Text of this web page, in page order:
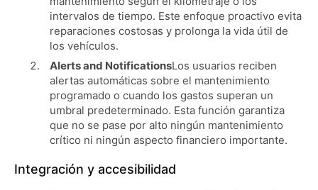
intervalos de tiempo. Este enfoque proactivo evita
reparaciones costosas y prolonga la vida útil de
los vehículos.
Alerts and NotificationsLos usuarios reciben
alertas automáticas sobre el mantenimiento
programado o cuando los gastos superan un
umbral predeterminado. Esta función garantiza
que no se pase por alto ningún mantenimiento
crítico ni ningún aspecto financiero importante.
Integración y accesibilidad